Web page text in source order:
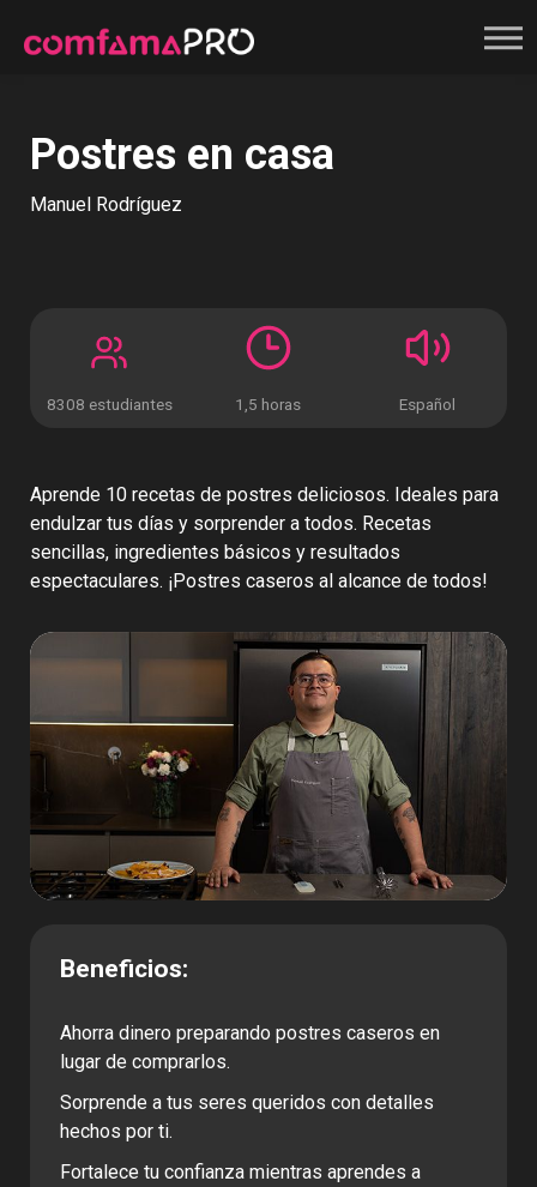
Postres en casa
Manuel Rodríguez
8308 estudiantes 1,5 horas Español
Aprende 10 recetas de postres deliciosos. Ideales para
endulzar tus días y sorprender a todos. Recetas
sencillas, ingredientes básicos y resultados
espectaculares. ¡Postres caseros al alcance de todos!
Beneficios:
Ahorra dinero preparando postres caseros en
lugar de comprarlos.
Sorprende a tus seres queridos con detalles
hechos por ti.
Fortalece tu confianza mientras aprendes a